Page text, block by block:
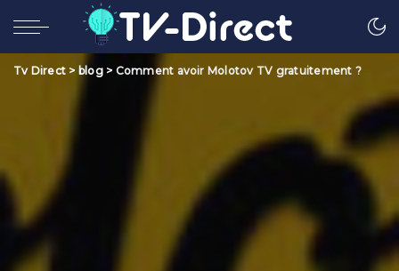
Tv Direct > blog> Comment avoir Molotov TV gratuitement ?